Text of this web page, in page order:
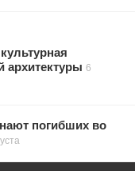
архитектуры 6
погибших во